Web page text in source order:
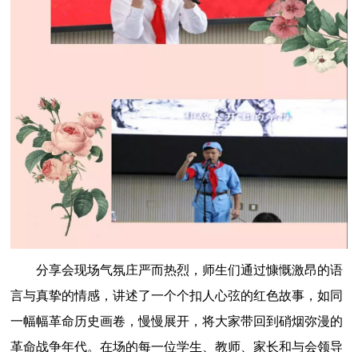
分享会现场气氛庄严而热烈，师生们通过慷慨激昂的语
言与真挚的情感，讲述了一个个扣人心弦的红色故事，如同
一幅幅革命历史画卷，慢慢展开，将大家带回到硝烟弥漫的
革命战争年代。在场的每一位学生、教师、家长和与会领导